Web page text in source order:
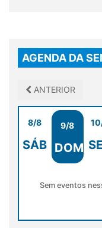
AGENDA DA
ANTERIOR
8/8
SÁB
9/8
DOM
Sem eventos